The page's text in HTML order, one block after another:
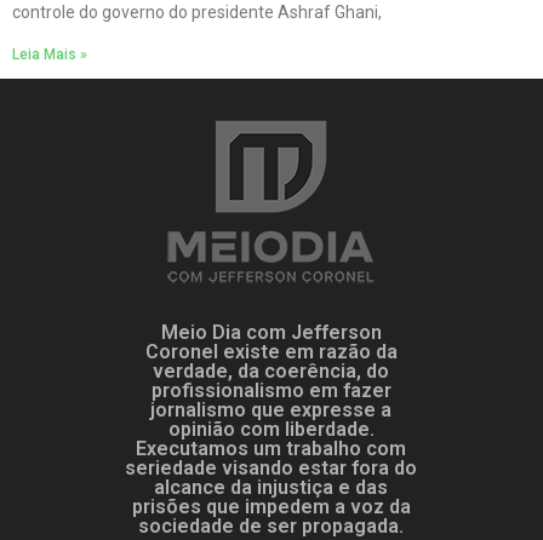
controle do governo do presidente Ashraf Ghani,
Leia Mais »
Meio Dia com Jefferson
Coronel existe em razão da
verdade, da coerência, do
profissionalismo em fazer
jornalismo que expresse a
opinião com liberdade.
Executamos um trabalho com
seriedade visando estar fora do
alcance da injustiça e das
prisões que impedem a voz da
sociedade de ser propagada.